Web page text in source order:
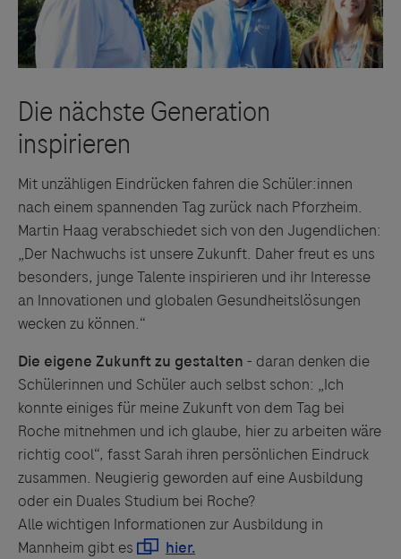
Mit unzähligen Eindrücken fahren die Schüler:innen
nach einem spannenden Tag zurück nach Pforzheim.
Martin Haag verabschiedet sich von den Jugendlichen:
„Der Nachwuchs ist unsere Zukunft. Daher freut es uns
besonders, junge Talente inspirieren und ihr Interesse
an Innovationen und globalen Gesundheitslösungen
wecken zu können.“
Die eigene Zukunft zu gestalten - daran denken die
Schülerinnen und Schüler auch selbst schon: „Ich
konnte einiges für meine Zukunft von dem Tag bei
Roche mitnehmen und ich glaube, hier zu arbeiten wäre
richtig cool“, fasst Sarah ihren persönlichen Eindruck
zusammen. Neugierig geworden auf eine Ausbildung
oder ein Duales Studium bei Roche?
Alle wichtigen Informationen zur Ausbildung in
Mannheim gibt es